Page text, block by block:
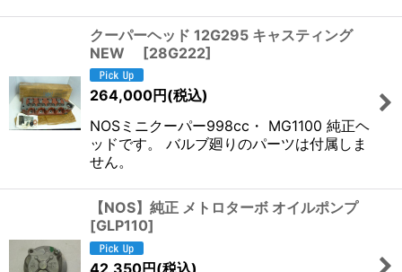
クーパーヘッド 12G295 キャスティング
NEW
[28G222]
264,000円 (税込)
NOSミニクーパー998cc・ MG1100 純正ヘ
ッドです。 バルブ廻りのパーツは付属しま
せん。
【NOS】純正 メトロターボ オイルポンプ
[GLP110]
42,350円(税込)